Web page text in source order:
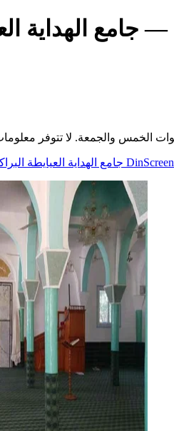
— جامع الهداية
جامع الهداية العيايطة DinScreen